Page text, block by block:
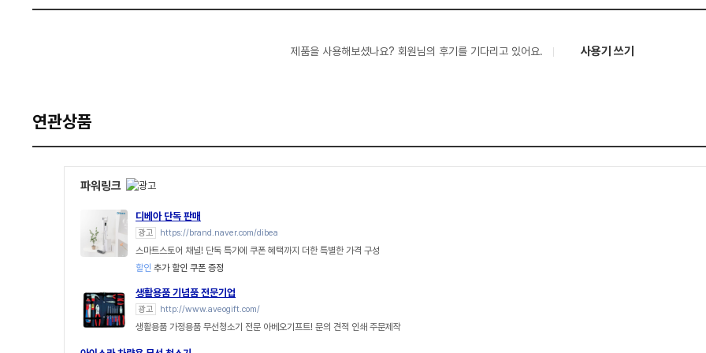
제품을 사용해보셨나요? 회원님의 후기를 기다리고 있어요. 사용기 쓰기
연관상품
파워링크
디베아 단독 판매
광고 https://brand.naver.com/dibea
스마트스토어 채널! 단독 특가에 쿠폰 혜택까지 더한 특별한 가격 구성
할인 추가 할인 쿠폰 증정
생활용품 기념품 전문기업
광고 http://www.aveogift.com/
생활용품 가정용품 무선청소기 전문 아베오기프트! 문의 견적 인쇄 주문제작